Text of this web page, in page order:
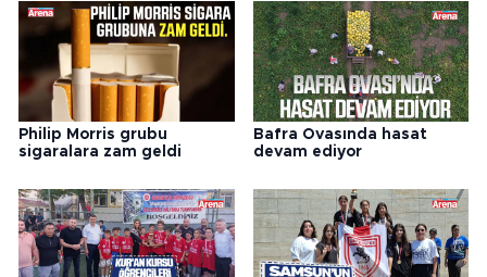
Philip Morris grubu
sigaralara zam geldi
Bafra Ovasında hasat
devam ediyor